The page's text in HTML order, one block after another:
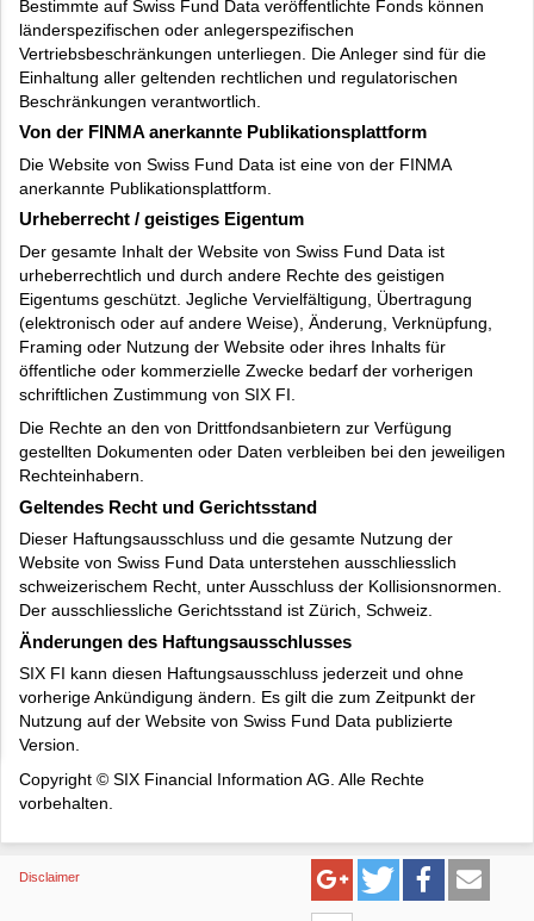
Bestimmte auf Swiss Fund Data veröffentlichte Fonds können
länderspezifischen oder anlegerspezifischen
Vertriebsbeschränkungen unterliegen. Die Anleger sind für die
Einhaltung aller geltenden rechtlichen und regulatorischen
Beschränkungen verantwortlich.
Von der FINMA anerkannte Publikationsplattform
Die Website von Swiss Fund Data ist eine von der FINMA
anerkannte Publikationsplattform.
Urheberrecht / geistiges Eigentum
Der gesamte Inhalt der Website von Swiss Fund Data ist
urheberrechtlich und durch andere Rechte des geistigen
Eigentums geschützt. Jegliche Vervielfältigung, Übertragung
(elektronisch oder auf andere Weise), Änderung, Verknüpfung,
Framing oder Nutzung der Website oder ihres Inhalts für
öffentliche oder kommerzielle Zwecke bedarf der vorherigen
schriftlichen Zustimmung von SIX FI.
Die Rechte an den von Drittfondsanbietern zur Verfügung
gestellten Dokumenten oder Daten verbleiben bei den jeweiligen
Rechteinhabern.
Geltendes Recht und Gerichtsstand
Dieser Haftungsausschluss und die gesamte Nutzung der
Website von Swiss Fund Data unterstehen ausschliesslich
schweizerischem Recht, unter Ausschluss der Kollisionsnormen.
Der ausschliessliche Gerichtsstand ist Zürich, Schweiz.
Änderungen des Haftungsausschlusses
SIX FI kann diesen Haftungsausschluss jederzeit und ohne
vorherige Ankündigung ändern. Es gilt die zum Zeitpunkt der
Nutzung auf der Website von Swiss Fund Data publizierte
Version.
Copyright © SIX Financial Information AG. Alle Rechte
vorbehalten.
Disclaimer